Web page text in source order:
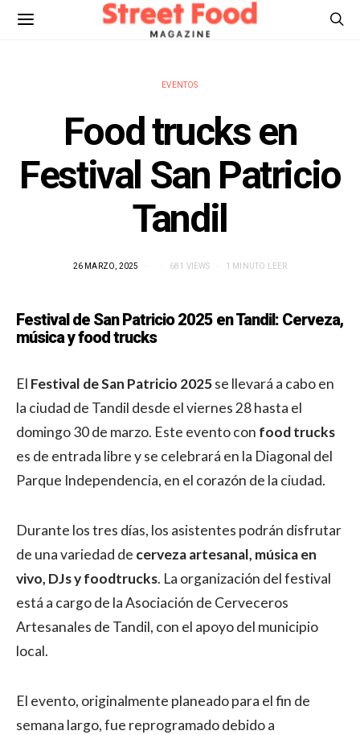
EVENTOS
Food trucks en
Festival San Patricio
Tandil
26 MARZO, 2025 681 VIEWS 1 MINUTO LEER
Festival de San Patricio 2025 en Tandil: Cerveza,
música y food trucks
El Festival de San Patricio 2025se llevará a cabo en
la ciudad de Tandil desde el viernes 28 hasta el
domingo 30 de marzo. Este evento con food trucks
es de entrada libre y se celebrará en la Diagonal del
Parque Independencia, en el corazón de la ciudad.
Durante los tres días, los asistentes podrán disfrutar
de una variedad de cerveza artesanal, música en
vivo, DJs y foodtrucks. La organización del festival
está a cargo de la Asociación de Cerveceros
Artesanales de Tandil, con el apoyo del municipio
local.
El evento, originalmente planeado para el fin de
semana largo, fue reprogramado debido a